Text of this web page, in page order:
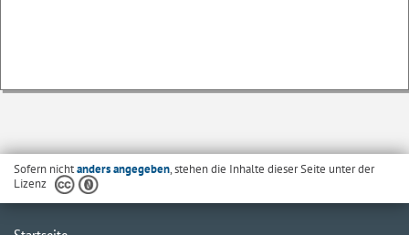
Sofern nichtanders angegeben, stehen die Inhalte dieser Seite unter der
Lizenz